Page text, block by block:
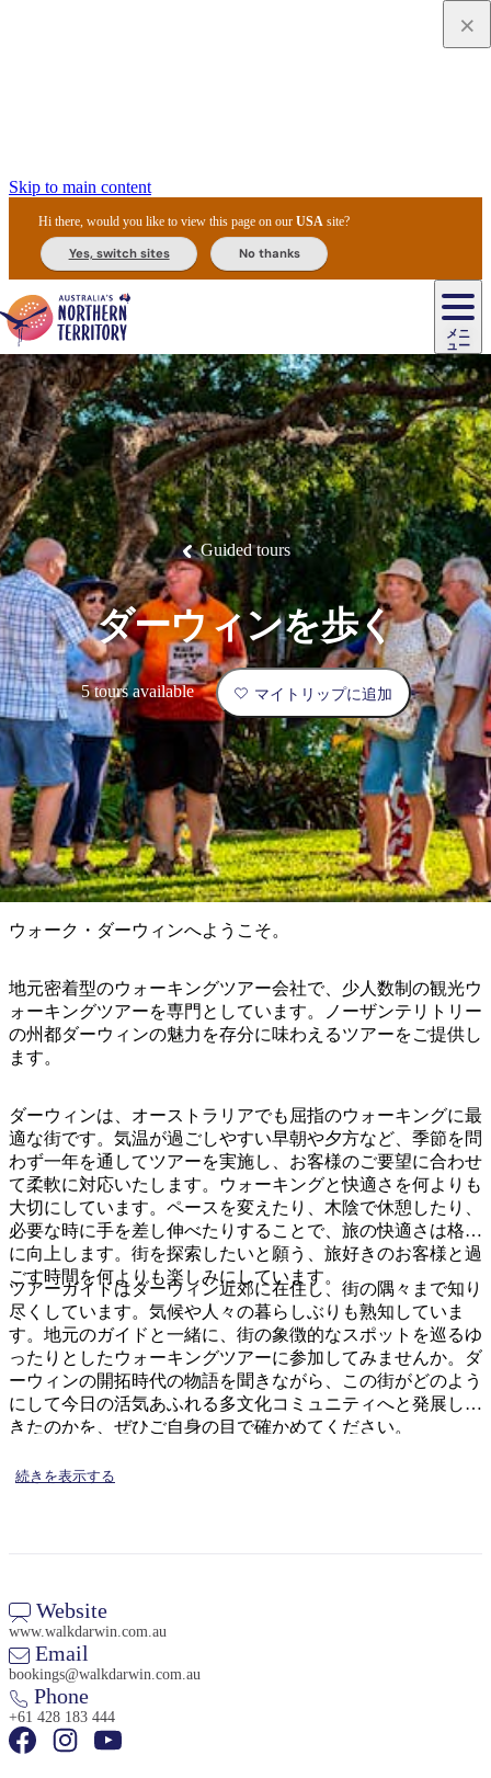
Skip to main content
Hi there, would you like to view this page on ourUSA site?
Yes, switch sites No thanks
メニ
ュー
メ
イ
ン
ナ
ビ
ゲ
ー
シ
ョ
ン
エ
リ
ア
最
も
人
気
が
高
い
ア
ウ
ト
バ
ッ
ク
と
ト
ド
ア
地
域
ご
と
に
散
策
ア
ー
ズ
ロ
ッ
ク
ダ
ー
ウ
ィ
ン
リ
ス
ス
プ
リ
ン
グ
ズ
カ
カ
ド
ゥ
国
立
公
園
チ
フ
ィ
ー
ル
ド
国
立
公
園
ワ
タ
ル
カ
国
立
公
園
テ
ィ
ウ
ィ
諸
島
ニ
ト
ミ
ル
ク
国
立
公
園
ル
ル
/
ビ
ル
ズ・
マ
ー
ブ
ル
ズ
保
護
区
ジ
ジ
ャ/
ウ
ス
ト
マ
ク
ド
ネ
ル
国
立
公
園
ア
ク
テ
ビ
テ
ィ
体
験
タ
イ
プ
地
で
し
こ
と
住
民
文
化
体
験
ド
＆
ド
リ
ン
ク
ィ
バ
ル
と
イ
ベ
ン
ト
ア・
ア
ク
テ
ィ
ビ
テ
ィ
自
然
と
野
生
生
物
歴
史
と
伝
統
釣
り
グ
ジ
ュ
ア
リ
ー
な
体
験
キ
ン
ピ
ン
グ
&
グ
ラ
ン
ピ
ン
グ
旅
の
コ
ツ
旅
行
を
計
画
す
る
計
画
と
予
実
用
的
な
情
報
ツ
ー
ル
宿
泊
施
設
ド
同
行
ツ
ア
ー
通
機
関
＆
レ
ン
タ
ル
プ
ラ
ン
＆
オ
フ
ァ
ー
検
Sign
Guided tours
ダーウィンを歩く
5 tours available マイトリップに追加
ウォーク・ダーウィンへようこそ。
地元密着型のウォーキングツアー会社で、少人数制の観光ウ
ォーキングツアーを専門としています。ノーザンテリトリー
の州都ダーウィンの魅力を存分に味わえるツアーをご提供し
ます。
ダーウィンは、オーストラリアでも屈指のウォーキングに最
適な街です。気温が過ごしやすい早朝や夕方など、季節を問
わず一年を通してツアーを実施し、お客様のご要望に合わせ
て柔軟に対応いたします。ウォーキングと快適さを何よりも
大切にしています。ペースを変えたり、木陰で休憩したり、
必要な時に手を差し伸べたりすることで、旅の快適さは格段
に向上します。街を探索したいと願う、旅好きのお客様と過
ごす時間を何よりも楽しみにしています。
ツアーガイドはダーウィン近郊に在住し、街の隅々まで知り
尽くしています。気候や人々の暮らしぶりも熟知していま
す。地元のガイドと一緒に、街の象徴的なスポットを巡るゆ
ったりとしたウォーキングツアーに参加してみませんか。ダ
ーウィンの開拓時代の物語を聞きながら、この街がどのよう
にして今日の活気あふれる多文化コミュニティへと発展して
きたのかを、ぜひご自身の目で確かめてください。
続きを表示する
Website
www.walkdarwin.com.au
Email
bookings@walkdarwin.com.au
Phone
+61 428 183 444